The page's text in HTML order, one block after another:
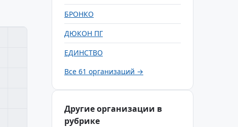
БРОНКО
ДЮКОН ПГ
ЕДИНСТВО
Все 61 организаций →
Другие организации в
рубрике